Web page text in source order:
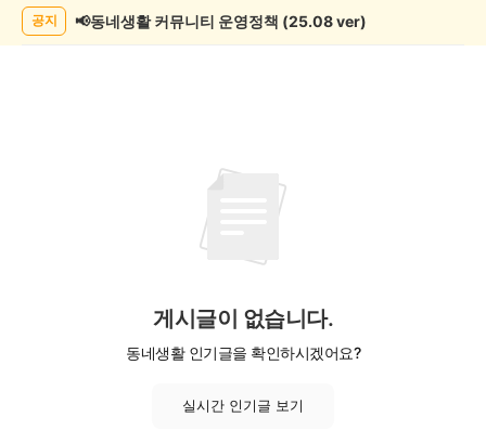
록
공지 📢동네생활 커뮤니티 운영정책 (25.08 ver)
게시글이 없습니다.
동네생활 인기글을 확인하시겠어요?
실시간 인기글 보기